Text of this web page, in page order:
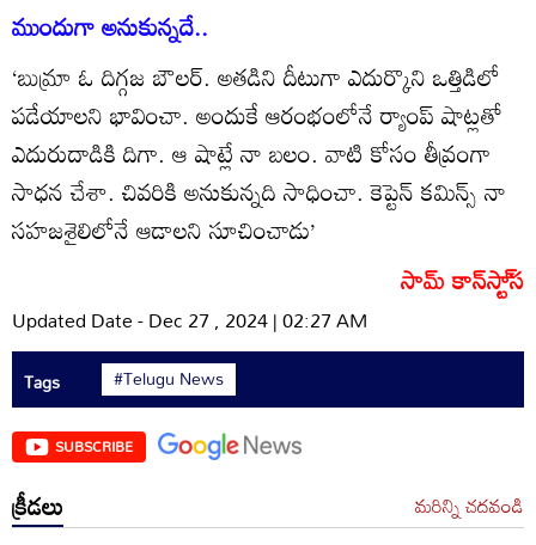
ముందుగా అనుకున్నదే..
‘బుమ్రా ఓ దిగ్గజ బౌలర్‌. అతడిని దీటుగా ఎదుర్కొని ఒత్తిడిలో
పడేయాలని భావించా. అందుకే ఆరంభంలోనే ర్యాంప్‌ షాట్లతో
ఎదురుదాడికి దిగా. ఆ షాట్లే నా బలం. వాటి కోసం తీవ్రంగా
సాధన చేశా. చివరికి అనుకున్నది సాధించా. కెప్టెన్‌ కమిన్స్‌ నా
సహజశైలిలోనే ఆడాలని సూచించాడు’
సామ్‌ కాన్‌స్టా్‌స
Updated Date - Dec 27 , 2024 | 02:27 AM
Tags #Telugu News
SUBSCRIBE
క్రీడలు మరిన్ని చదవండి